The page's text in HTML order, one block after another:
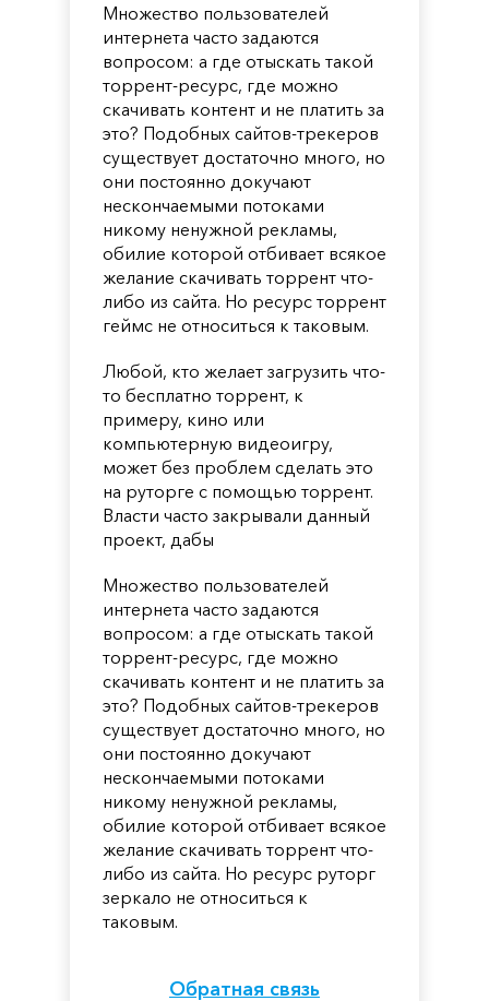
Множество пользователей
интернета часто задаются
вопросом: а где отыскать такой
торрент-ресурс, где можно
скачивать контент и не платить за
это? Подобных сайтов-трекеров
существует достаточно много, но
они постоянно докучают
нескончаемыми потоками
никому ненужной рекламы,
обилие которой отбивает всякое
желание скачивать торрент что-
либо из сайта. Но ресурс торрент
геймс не относиться к таковым.
Любой, кто желает загрузить что-
то бесплатно торрент, к
примеру, кино или
компьютерную видеоигру,
может без проблем сделать это
на руторге с помощью торрент.
Власти часто закрывали данный
проект, дабы
Множество пользователей
интернета часто задаются
вопросом: а где отыскать такой
торрент-ресурс, где можно
скачивать контент и не платить за
это? Подобных сайтов-трекеров
существует достаточно много, но
они постоянно докучают
нескончаемыми потоками
никому ненужной рекламы,
обилие которой отбивает всякое
желание скачивать торрент что-
либо из сайта. Но ресурс руторг
зеркало не относиться к
таковым.
Обратная связь